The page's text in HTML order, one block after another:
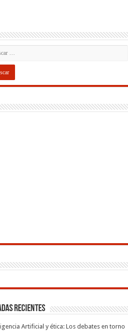
recientes
Artificial y ética: Los debates en torno